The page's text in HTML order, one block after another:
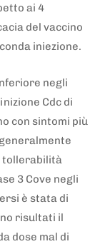
ai 4
del vaccino
iniezione.
negli
Cdc di
con sintomi più
tollerabilità
3 Cove negli
è stata di
risultati il
dose mal di